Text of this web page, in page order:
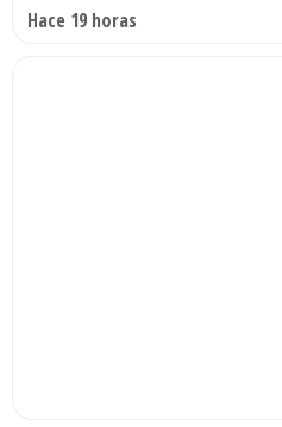
Hace 19 horas